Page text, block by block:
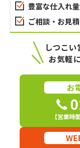
豊富な仕入れ
ご相談・お見
しつこ
お気軽
お
【営業